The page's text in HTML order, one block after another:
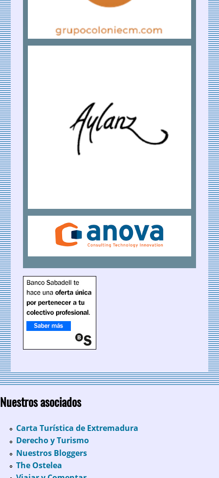
Nuestros asociados
Carta Turística de Extremadura
Derecho y Turismo
Nuestros Bloggers
The Ostelea